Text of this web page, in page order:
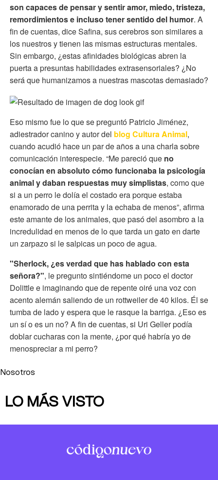
son capaces de pensar y sentir amor, miedo, tristeza,
remordimientos e incluso tener sentido del humor. A
fin de cuentas, dice Safina, sus cerebros son similares a
los nuestros y tienen las mismas estructuras mentales.
Sin embargo, ¿estas afinidades biológicas abren la
puerta a presuntas habilidades extrasensoriales? ¿No
será que humanizamos a nuestras mascotas demasiado?
Eso mismo fue lo que se preguntó Patricio Jiménez,
adiestrador canino y autor del blog Cultura Animal,
cuando acudió hace un par de años a una charla sobre
comunicación interespecie. “Me pareció que no
conocían en absoluto cómo funcionaba la psicología
animal y daban respuestas muy simplistas, como que
si a un perro le dolía el costado era porque estaba
enamorado de una perrita y la echaba de menos”, afirma
este amante de los animales, que pasó del asombro a la
incredulidad en menos de lo que tarda un gato en darte
un zarpazo si le salpicas un poco de agua.
"Sherlock, ¿es verdad que has hablado con esta
señora?", le pregunto sintiéndome un poco el doctor
Dolittle e imaginando que de repente oiré una voz con
acento alemán saliendo de un rottweiler de 40 kilos. Él se
tumba de lado y espera que le rasque la barriga. ¿Eso es
un sí o es un no? A fin de cuentas, si Uri Geller podía
doblar cucharas con la mente, ¿por qué habría yo de
menospreciar a mi perro?
Nosotros
LO MÁS VISTO